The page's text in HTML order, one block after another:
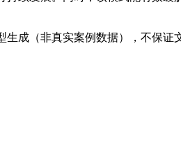
成（非真实案例数据），不保证